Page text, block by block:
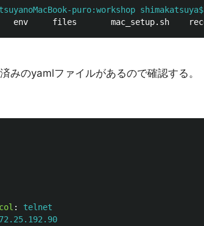
puro:workshop shimakatsuya$
みのyamlファイルがあるので確認する。
:
telnet